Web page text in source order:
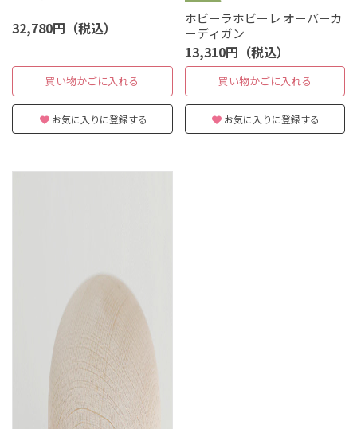
32,780円（税込）
買い物かごに入れる
お気に入りに登録する
ホビーラホビーレ オーバーカ
ーディガン
13,310円（税込）
買い物かごに入れる
お気に入りに登録する